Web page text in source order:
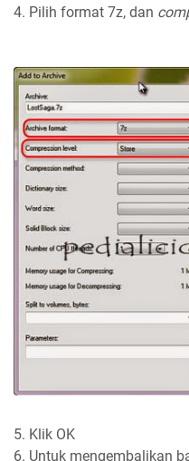
4. Pilih format 7z, dan
5. Klik OK
6. Untuk mengembalikan